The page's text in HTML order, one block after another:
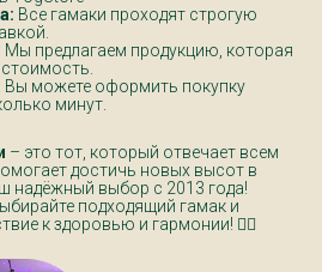
Все гамаки проходят строгую
Мы предлагаем продукцию, которая
Вы можете оформить покупку
минут.
– это тот, который отвечает всем
достичь новых высот в
надёжный выбор с 2013 года!
подходящий гамак и
к здоровью и гармонии! 🧘‍♀️